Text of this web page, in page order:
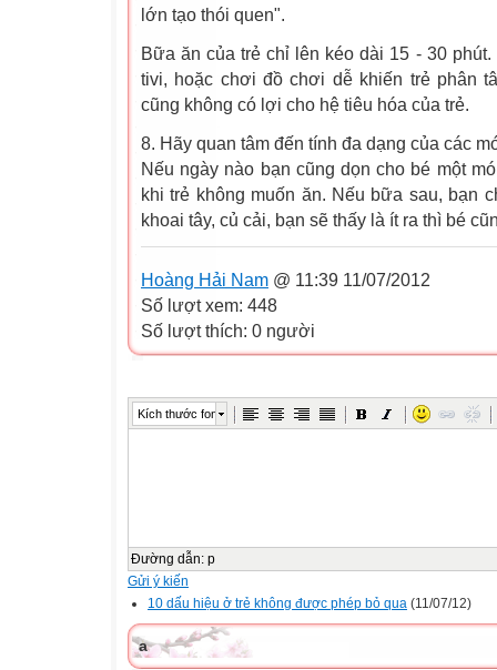
lớn tạo thói quen".
Bữa ăn của trẻ chỉ lên kéo dài 15 - 30
tivi, hoặc chơi đồ chơi dễ khiến trẻ phân
cũng không có lợi cho hệ tiêu hóa của trẻ.
8. Hãy quan tâm đến tính đa dạng của các
Nếu ngày nào bạn cũng dọn cho bé một
khi trẻ không muốn ăn. Nếu bữa sau, bạn
khoai tây, củ cải, bạn sẽ thấy là ít ra thì bé
Hoàng Hải Nam @ 11:39 11/07/2012
Số lượt xem: 448
Số lượt thích: 0 người
Kích thước font
Đường dẫn: p
Gửi ý kiến
10 dấu hiệu ở trẻ không được phép bỏ qua (11/07/12)
a